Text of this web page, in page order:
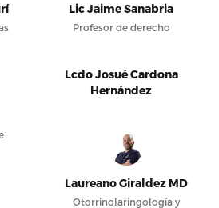
Lic Jaime Sanabria
Profesor de derecho
Lcdo Josué Cardona
Hernández
Laureano Giraldez MD
Otorrinolaringología y